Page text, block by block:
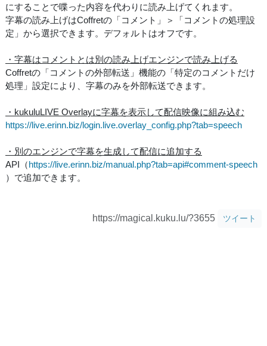
にすることで喋った内容を代わりに読み上げてくれます。
字幕の読み上げはCoffretの「コメント」＞「コメントの処理設
定」から選択できます。デフォルトはオフです。
・字幕はコメントとは別の読み上げエンジンで読み上げる
Coffretの「コメントの外部転送」機能の「特定のコメントだけ
処理」設定により、字幕のみを外部転送できます。
・kukuluLIVE Overlayに字幕を表示して配信映像に組み込む
https://live.erinn.biz/login.live.overlay_config.php?tab=speech
・別のエンジンで字幕を生成して配信に追加する
API（https://live.erinn.biz/manual.php?tab=api#comment-speech
）で追加できます。
https://magical.kuku.lu/?3655 ツイート